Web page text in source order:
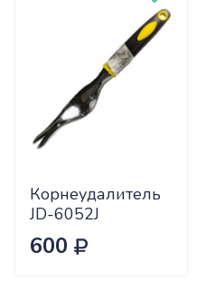
Корнеудалитель
JD-6052J
алюминий
пластиковая
600